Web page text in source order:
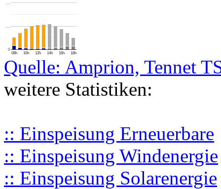
08h 10h 12h 14h 16h 18h
0
…
…
Quelle: Amprion, Tennet
weitere Statistiken:
:: Einspeisung Erneuerbare
:: Einspeisung Windenergie
:: Einspeisung Solarenergie